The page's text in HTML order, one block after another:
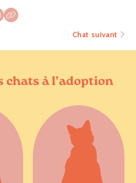
Chat suivant
chats à l’adoption